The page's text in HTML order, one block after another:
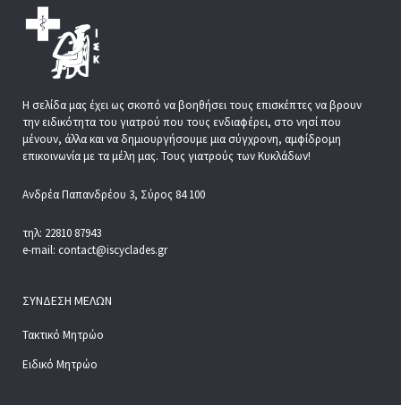
Η σελίδα μας έχει ως σκοπό να βοηθήσει τους επισκέπτες να βρουν
την ειδικότητα του γιατρού που τους ενδιαφέρει, στο νησί που
μένουν, άλλα και να δημιουργήσουμε μια σύγχρονη, αμφίδρομη
επικοινωνία με τα μέλη μας. Τους γιατρούς των Κυκλάδων!
Ανδρέα Παπανδρέου 3, Σύρος 84 100
τηλ: 22810 87943
e-mail: contact@iscyclades.gr
ΣΎΝΔΕΣΗ ΜΕΛΏΝ
Τακτικό Μητρώο
Ειδικό Μητρώο